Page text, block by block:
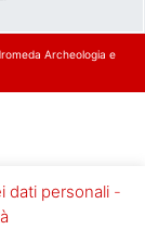
Archeologia e
dati personali-